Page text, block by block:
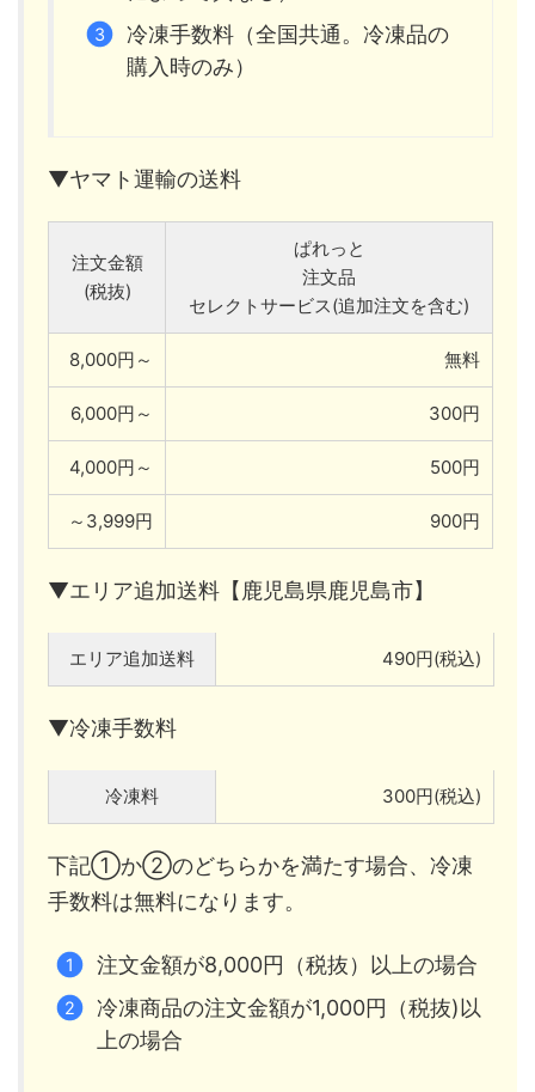
冷凍手数料（全国共通。冷凍品の
購入時のみ）
▼ヤマト運輸の送料
注文金額
(税抜)
ぱれっと
注文品
セレクトサービス(追加注文を含む)
8,000円～ 無料
6,000円～ 300円
4,000円～ 500円
～3,999円 900円
▼エリア追加送料【鹿児島県鹿児島市】
エリア追加送料 490円(税込)
▼冷凍手数料
冷凍料 300円(税込)
下記①か②のどちらかを満たす場合、冷凍
手数料は無料になります。
注文金額が8,000円（税抜）以上の場合
冷凍商品の注文金額が1,000円（税抜)以
上の場合